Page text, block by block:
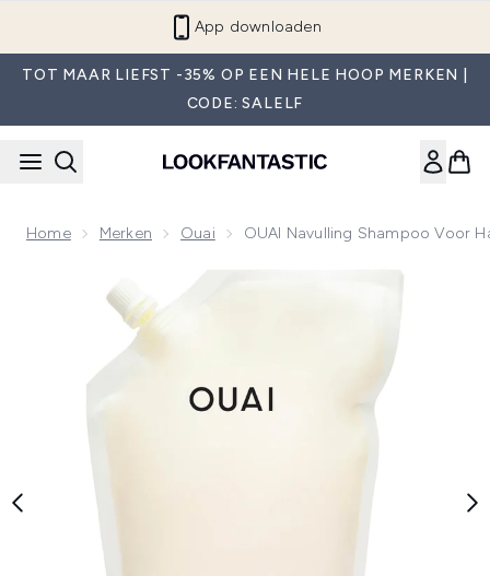
App downloaden
TOT MAAR LIEFST -35% OP EEN HELE HOOP MERKEN |
CODE: SALELF
Home Merken Ouai OUAI Navulling Shampoo Voor
Now showing image 1 OUAI Navulling Shampoo voor